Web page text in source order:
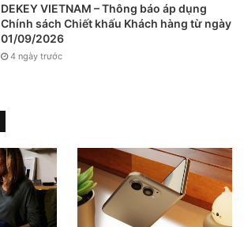
DEKEY VIETNAM – Thông báo áp dụng
Chính sách Chiết khấu Khách hàng từ ngày
01/09/2026
4 ngày trước